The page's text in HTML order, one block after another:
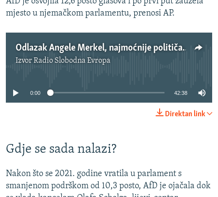
mjesto u njemačkom parlamentu, prenosi AP.
Odlazak Angele Merkel, najmoćnije političarke sveta
IzvorRadio Slobodna Evropa
No media source currently available
0:00 42:38
Direktan link
Gdje se sada nalazi?
Nakon što se 2021. godine vratila u parlament s
smanjenom podrškom od 10,3 posto, AfD je ojačala dok